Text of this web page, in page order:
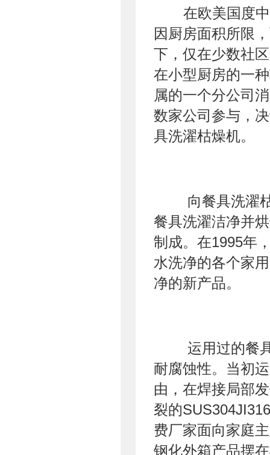
在欧美国度
因厨房面积所限
下，仅在少数社
在小型厨房的一
属的一个分公司
数家公司参与，
具洗濯枯燥机。
向餐具洗濯
餐具洗濯洁净并
制成。在1995年
水洗净的各个家
净的新产品。
运用过的餐
耐腐蚀性。当初
由，在焊接局部
裂的
费厂家面向家庭
钢化外箱产品摆